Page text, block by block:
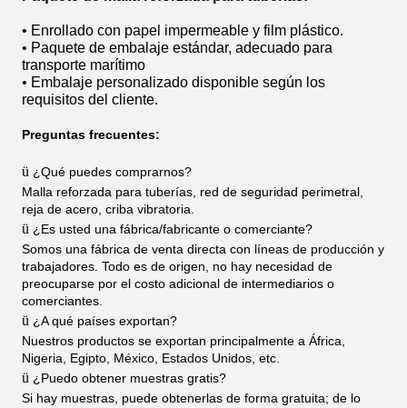
• Enrollado con papel impermeable y film plástico.
• Paquete de embalaje estándar, adecuado para
transporte marítimo
• Embalaje personalizado disponible según los
requisitos del cliente.
Preguntas frecuentes:
ü ¿Qué puedes comprarnos?
Malla reforzada para tuberías, red de seguridad perimetral,
reja de acero, criba vibratoria.
ü ¿Es usted una fábrica/fabricante o comerciante?
Somos una fábrica de venta directa con líneas de producción y
trabajadores. Todo es de origen, no hay necesidad de
preocuparse por el costo adicional de intermediarios o
comerciantes.
ü ¿A qué países exportan?
Nuestros productos se exportan principalmente a África,
Nigeria, Egipto, México, Estados Unidos, etc.
ü ¿Puedo obtener muestras gratis?
Si hay muestras, puede obtenerlas de forma gratuita; de lo